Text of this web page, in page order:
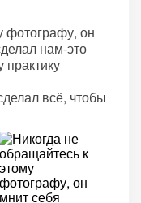
фотографу, он
нам-это
всё, чтобы